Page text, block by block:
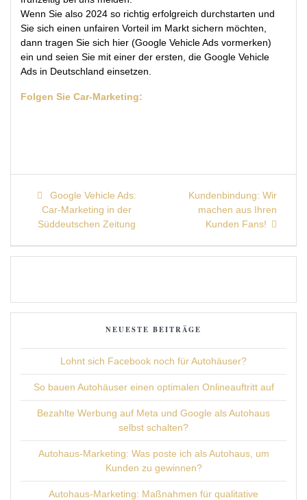
Wenn Sie also 2024 so richtig erfolgreich durchstarten und
Sie sich einen unfairen Vorteil im Markt sichern möchten,
dann tragen Sie sich hier (Google Vehicle Ads vormerken)
ein und seien Sie mit einer der ersten, die Google Vehicle
Ads in Deutschland einsetzen.
Folgen Sie Car-Marketing:
Beitragsnavigation
Previous
post:
Google Vehicle Ads:
Car-Marketing in der
Süddeutschen Zeitung
Next
post:
Kundenbindung: Wir
machen aus Ihren
Kunden Fans!
NEUESTE BEITRÄGE
Lohnt sich Facebook noch für Autohäuser?
So bauen Autohäuser einen optimalen Onlineauftritt auf
Bezahlte Werbung auf Meta und Google als Autohaus
selbst schalten?
Autohaus-Marketing: Was poste ich als Autohaus, um
Kunden zu gewinnen?
Autohaus-Marketing: Maßnahmen für qualitative